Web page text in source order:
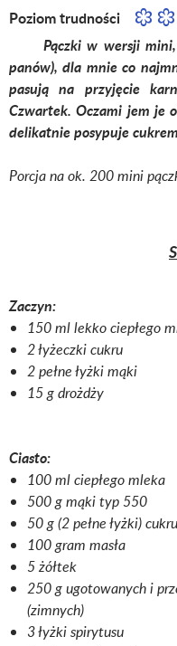
Poziom trudności
Pączki w wersji mini,
panów), dla mnie co
pasują na przyjęcie
Czwartek. Oczami jem je
delikatnie posypuje
Porcja na ok. 200 mini
Zaczyn:
150 ml lekko ciepłego
2 łyżeczki cukru
2 pełne łyżki mąki
15 g drożdży
Ciasto:
100 ml ciepłego mleka
500 g mąki typ 550
50 g (2 pełne łyżki) cukru
100 gram masła
5 żółtek
250 g ugotowanych i
(zimnych)
3 łyżki spirytusu